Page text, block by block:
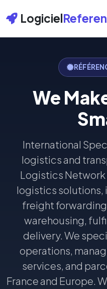
Logiciel
We
International
logistics and
Logistics
logistics solutions,
freight
warehousing,
delivery. We
operations,
services, and
France and Europe.